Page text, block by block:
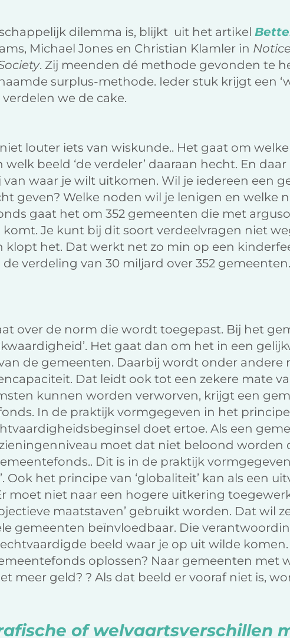
dilemma is, blijkt uit het artikel
Michael Jones en Christian Klamler in
. Zij meenden dé methode gevonden te
surplus-methode. Ieder stuk krijgt een
we de cake.
louter iets van wiskunde.. Het gaat om
beeld ‘de verdeler’ daaraan hecht. En
waar je wilt uitkomen. Wil je iedereen een
geven? Welke noden wil je lenigen en welke
gaat het om 352 gemeenten die met
Je kunt bij dit soort verdeelvragen niet
klopt het. Dat werkt net zo min op een
verdeling van 30 miljard over 352
over de norm die wordt toegepast. Bij het
Het gaat dan om het in een
de gemeenten. Daarbij wordt onder andere
Dat leidt ook tot een zekere mate
kunnen worden verworven, krijgt een
In de praktijk vormgegeven in het principe
doet ertoe. Als een
moet dat niet beloond worden
Dit is in de praktijk
Ook het principe van ‘globaliteit’ kan als een
moet niet naar een hogere uitkering
maatstaven’ gebruikt worden. Dat wil
gemeenten beïnvloedbaar. Die
beeld waar je op uit wilde
oplossen? Naar gemeenten met
meer geld? ? Als dat beeld er vooraf niet is,
of welvaartsverschillen